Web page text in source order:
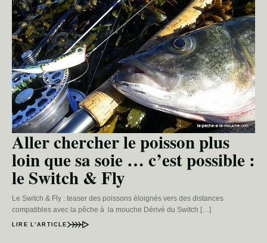
Aller chercher le poisson plus
loin que sa soie … c’est possible :
le Switch & Fly
Le Switch & Fly : teaser des poissons éloignés vers des distances
compatibles avec la pêche à la mouche Dérivé du Switch […]
LIRE L’ARTICLE